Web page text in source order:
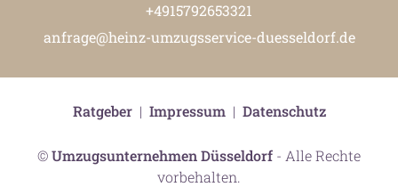
+4915792653321
anfrage@heinz-umzugsservice-duesseldorf.de
©Umzugsunternehmen Düsseldorf - Alle Rechte
vorbehalten.
Ratgeber| Impressum| Datenschutz